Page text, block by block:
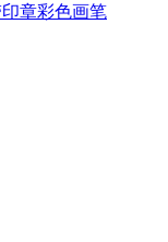
章彩色画笔